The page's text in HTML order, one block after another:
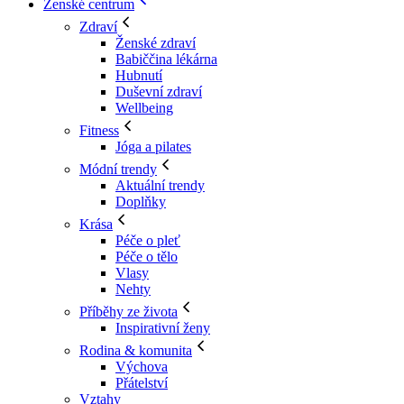
Ženské centrum
Zdraví
Ženské zdraví
Babiččina lékárna
Hubnutí
Duševní zdraví
Wellbeing
Fitness
Jóga a pilates
Módní trendy
Aktuální trendy
Doplňky
Krása
Péče o pleť
Péče o tělo
Vlasy
Nehty
Příběhy ze života
Inspirativní ženy
Rodina & komunita
Výchova
Přátelství
Vztahy